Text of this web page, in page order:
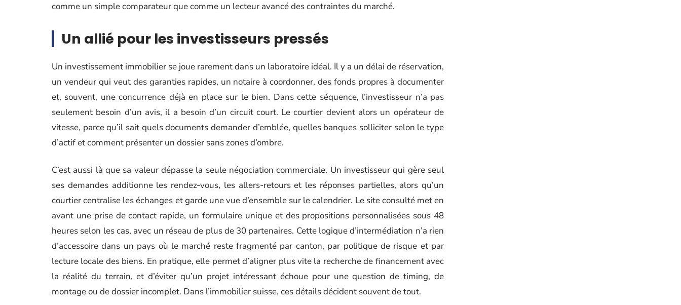
comme un simple comparateur que comme un lecteur avancé des contraintes du marché.
Un allié pour les investisseurs pressés
Un investissement immobilier se joue rarement dans un laboratoire idéal. Il y a un délai de réservation,
un vendeur qui veut des garanties rapides, un notaire à coordonner, des fonds propres à documenter
et, souvent, une concurrence déjà en place sur le bien. Dans cette séquence, l’investisseur n’a pas
seulement besoin d’un avis, il a besoin d’un circuit court. Le courtier devient alors un opérateur de
vitesse, parce qu’il sait quels documents demander d’emblée, quelles banques solliciter selon le type
d’actif et comment présenter un dossier sans zones d’ombre.
C’est aussi là que sa valeur dépasse la seule négociation commerciale. Un investisseur qui gère seul
ses demandes additionne les rendez-vous, les allers-retours et les réponses partielles, alors qu’un
courtier centralise les échanges et garde une vue d’ensemble sur le calendrier. Le site consulté met en
avant une prise de contact rapide, un formulaire unique et des propositions personnalisées sous 48
heures selon les cas, avec un réseau de plus de 30 partenaires. Cette logique d’intermédiation n’a rien
d’accessoire dans un pays où le marché reste fragmenté par canton, par politique de risque et par
lecture locale des biens. En pratique, elle permet d’aligner plus vite la recherche de financement avec
la réalité du terrain, et d’éviter qu’un projet intéressant échoue pour une question de timing, de
montage ou de dossier incomplet. Dans l’immobilier suisse, ces détails décident souvent de tout.